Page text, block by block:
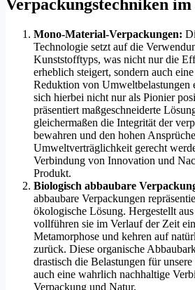
Verpackungstechniken
Mono-Material-Verpackungen:
Technologie setzt auf die
Kunststofftyps, was nicht nur die
erheblich steigert, sondern auch
Reduktion von
sich hierbei nicht nur als Pionier
präsentiert maßgeschneiderte
gleichermaßen die Integrität der
bewahren und den hohen
Umweltverträglichkeit gerecht
Verbindung von Innovation und
Produkt.
Biologisch abbaubare
abbaubare Verpackungen
ökologische Lösung. Hergestellt
vollführen sie im Verlauf der Zeit
Metamorphose und kehren auf
zurück. Diese organische
drastisch die Belastungen für
auch eine wahrlich nachhaltige
Verpackung und Natur.